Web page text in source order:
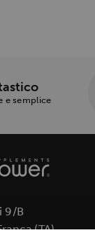
e semplice
9/B
(TA)